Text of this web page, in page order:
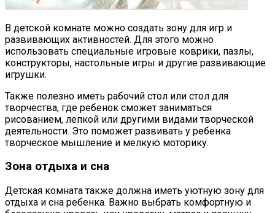
В детской комнате можно создать зону для игр и
развивающих активностей. Для этого можно
использовать специальные игровые коврики, пазлы,
конструкторы, настольные игры и другие развивающие
игрушки.
Также полезно иметь рабочий стол или стол для
творчества, где ребенок сможет заниматься
рисованием, лепкой или другими видами творческой
деятельности. Это поможет развивать у ребенка
творческое мышление и мелкую моторику.
Зона отдыха и сна
Детская комната также должна иметь уютную зону для
отдыха и сна ребенка. Важно выбрать комфортную и